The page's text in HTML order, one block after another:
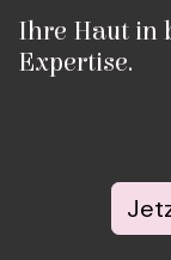
Ihre Haut in
Expertise.